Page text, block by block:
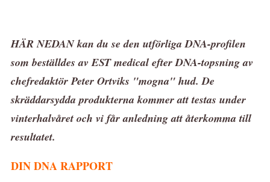
HÄR NEDAN kan du se den utförliga DNA-profilen
som beställdes av EST medical efter DNA-topsning av
chefredaktör Peter Ortviks "mogna" hud. De
skräddarsydda produkterna kommer att testas under
vinterhalvåret och vi får anledning att återkomma till
resultatet.
DIN DNA RAPPORT